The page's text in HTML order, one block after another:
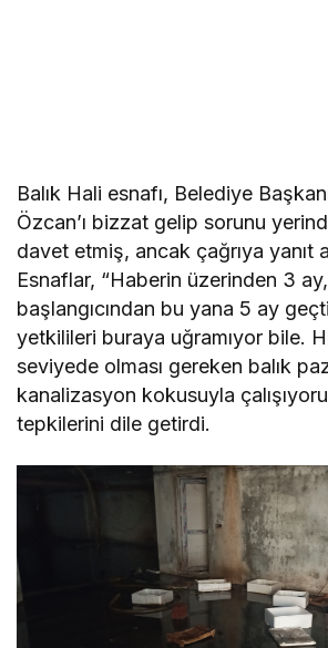
Balık Hali esnafı, Belediye
Özcan’ı bizzat gelip sorunu
davet etmiş, ancak çağrıya yanıt
Esnaflar, “Haberin üzerinden 3
başlangıcından bu yana 5 ay
yetkilileri buraya uğramıyor bile.
seviyede olması gereken balık
kanalizasyon kokusuyla
tepkilerini dile getirdi.